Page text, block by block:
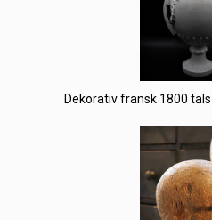
Dekorativ fransk 1800